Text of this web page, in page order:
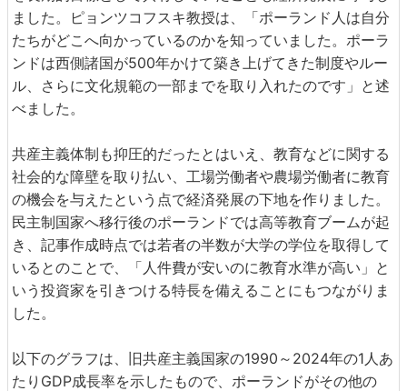
ました。ピョンツコフスキ教授は、「ポーランド人は自分
たちがどこへ向かっているのかを知っていました。ポーラ
ンドは西側諸国が500年かけて築き上げてきた制度やルー
ル、さらに文化規範の一部までを取り入れたのです」と述
べました。
共産主義体制も抑圧的だったとはいえ、教育などに関する
社会的な障壁を取り払い、工場労働者や農場労働者に教育
の機会を与えたという点で経済発展の下地を作りました。
民主制国家へ移行後のポーランドでは高等教育ブームが起
き、記事作成時点では若者の半数が大学の学位を取得して
いるとのことで、「人件費が安いのに教育水準が高い」と
いう投資家を引きつける特長を備えることにもつながりま
した。
以下のグラフは、旧共産主義国家の1990～2024年の1人あ
たりGDP成長率を示したもので、ポーランドがその他の